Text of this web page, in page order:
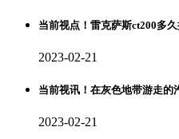
当前视点！雷克萨斯ct200多
2023-02-21
当前视讯！在灰色地带游走的
2023-02-21